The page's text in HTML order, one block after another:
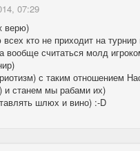
07:29
верю)
кто не приходит на турнир
вообще считаться молд
с таким отношением
и станем мы рабами их)
шлюх и вино) :-D